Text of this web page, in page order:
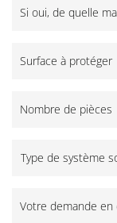
Si oui, de quelle
Surface à protéger
Nombre de pièces
Type de système
Votre demande en